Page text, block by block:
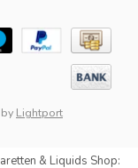
by Lightport
& Liquids Shop: